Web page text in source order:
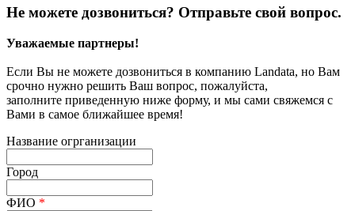
Не можете дозвониться? Отправьте свой вопрос.
Уважаемые партнеры!
Если Вы не можете дозвониться в компанию Landata, но Вам
срочно нужно решить Ваш вопрос, пожалуйста,
заполните приведенную ниже форму, и мы сами свяжемся с
Вами в самое ближайшее время!
Название огрганизации
Город
ФИО *